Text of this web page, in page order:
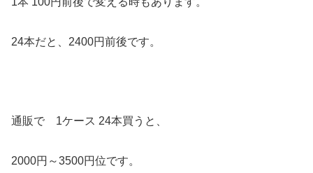
24本だと、2400円前後です。
通販で 1ケース 24本買うと、
2000円～3500円位です。